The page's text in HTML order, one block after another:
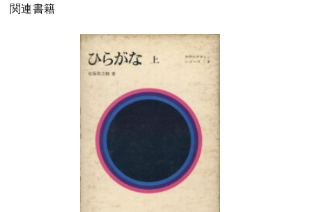
関連書籍